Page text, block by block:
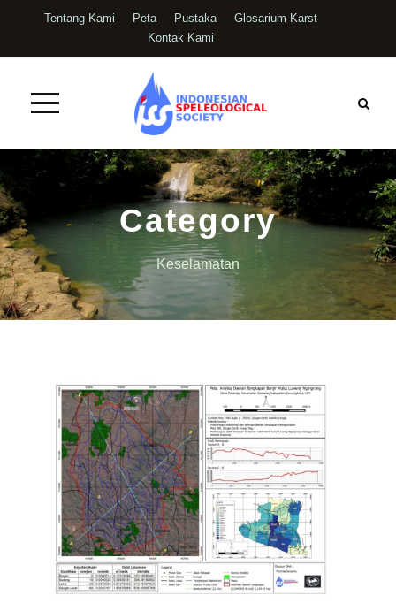
Tentang Kami Peta Pustaka
Glosarium Karst
Kontak Kami
Category
Keselamatan